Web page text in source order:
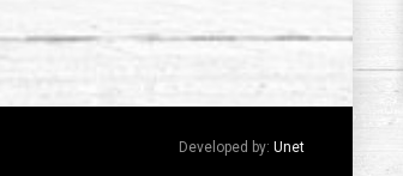
Developed by: Unet